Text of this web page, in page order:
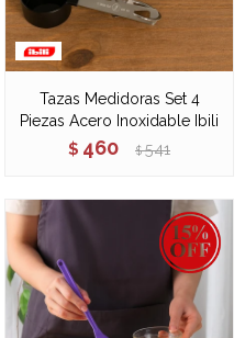
Tazas Medidoras Set 4
Piezas Acero Inoxidable Ibili
$ 460 $ 541